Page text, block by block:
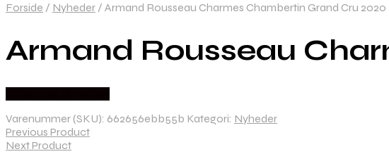
Forside / Nyheder / Armand Rousseau Charmes Chambertin Grand Cru 2020
Armand Rousseau
Varenummer (SKU): 662656ebb55b Kategori: Nyheder
Previous Product
Next Product